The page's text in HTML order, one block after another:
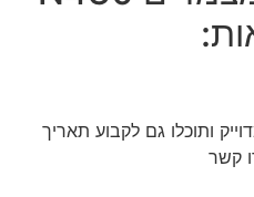
ותוכלו גם לקבוע תאריך
קשר